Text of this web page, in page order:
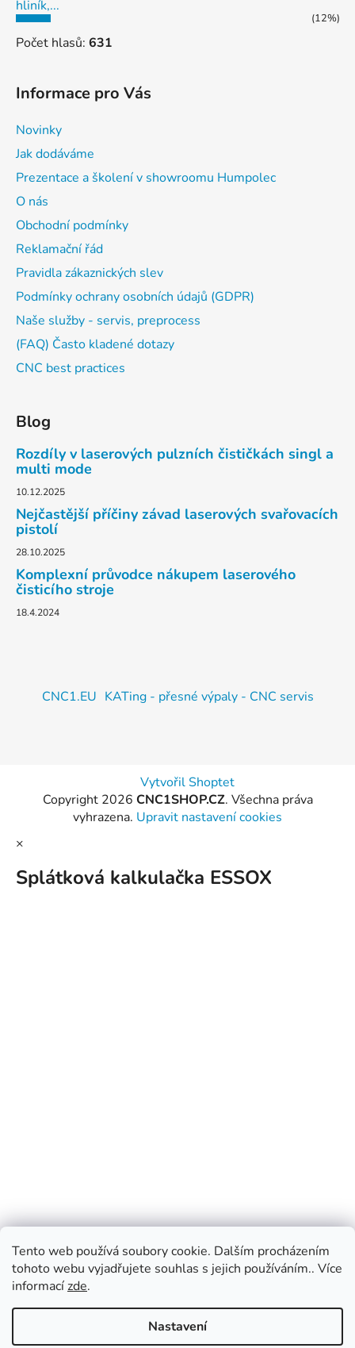
Tento web používá soubory cookie. Dalším procházením
tohoto webu vyjadřujete souhlas s jejich používáním.. Více
informacízde.
Nastavení
hliník,...
(12%)
Počet hlasů: 631
Informace pro Vás
Novinky
Jak dodáváme
Prezentace a školení v showroomu Humpolec
O nás
Obchodní podmínky
Reklamační řád
Pravidla zákaznických slev
Podmínky ochrany osobních údajů (GDPR)
Naše služby - servis, preprocess
(FAQ) Často kladené dotazy
CNC best practices
Blog
Rozdíly v laserových pulzních čističkách singl a
multi mode
10.12.2025
Nejčastější příčiny závad laserových svařovacích
pistolí
28.10.2025
Komplexní průvodce nákupem laserového
čisticího stroje
18.4.2024
CNC1.EU KATing - přesné výpaly - CNC servis
Vytvořil Shoptet
Copyright 2026 CNC1SHOP.CZ. Všechna práva
vyhrazena. Upravit nastavení cookies
×
Splátková kalkulačka ESSOX